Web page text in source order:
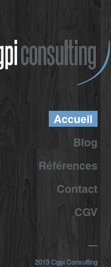
Accueil
Blog
Références
Contact
CGV
2013 Cgpi Consulting